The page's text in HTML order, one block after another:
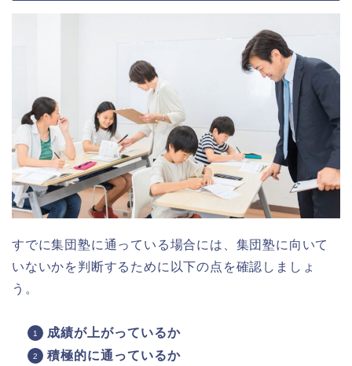
すでに集団塾に通っている場合には、集団塾に向いて
いないかを判断するために以下の点を確認しましょ
う。
成績が上がっているか
積極的に通っているか